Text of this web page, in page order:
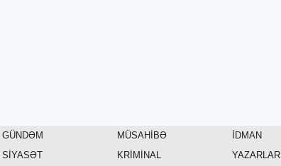
GÜNDƏM
SİYASƏT
MÜSAHİBƏ
KRİMİNAL
İDMAN
YAZARLAR